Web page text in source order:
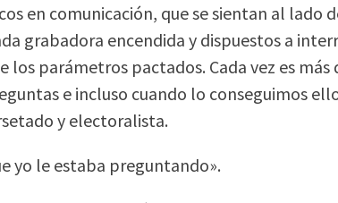
en comunicación, que se sientan al lado
grabadora encendida y dispuestos a
los parámetros pactados. Cada vez es más
e incluso cuando lo conseguimos
y electoralista.
yo le estaba preguntando».